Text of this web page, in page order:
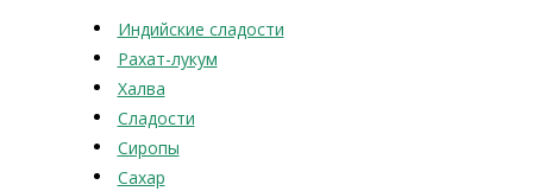
Индийские сладости
Рахат-лукум
Халва
Сладости
Сиропы
Сахар